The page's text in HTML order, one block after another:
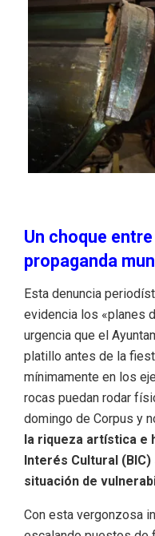
Un choque
propaganda
Esta denuncia
evidencia los «planes
urgencia que el
platillo antes de la
mínimamente en los
rocas puedan rodar
domingo de Corpus y
la riqueza artística e
Interés Cultural
situación de
Con esta vergonzosa